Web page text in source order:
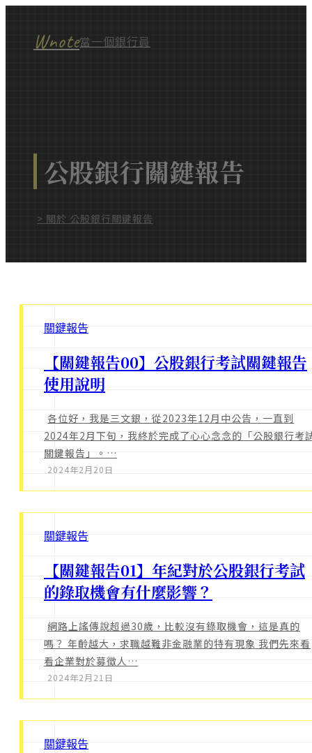
Wnote當一個銀行員
公股銀行關鍵報告
> 關於 公股銀行關鍵報告
關鍵報告
【關鍵報告00】公股銀行考試關鍵報告
使用說明
各位好，我是三文銀，從2023年12月中公告，一直到
2024年2月下旬，我終於完成了心心念念的「公股銀行考
關鍵報告」。…
2024年2月20日
關鍵報告
【關鍵報告01】年紀對於公股銀行考試
的錄取機會有什麼影響？
網路上謠傳說超過30歲，比較沒有錄取機會，這是真的
嗎？ 年齡越大，求職越難非金融業的特有現象 我們先來看
看企業對於募徵人…
2024年2月21日
關鍵報告